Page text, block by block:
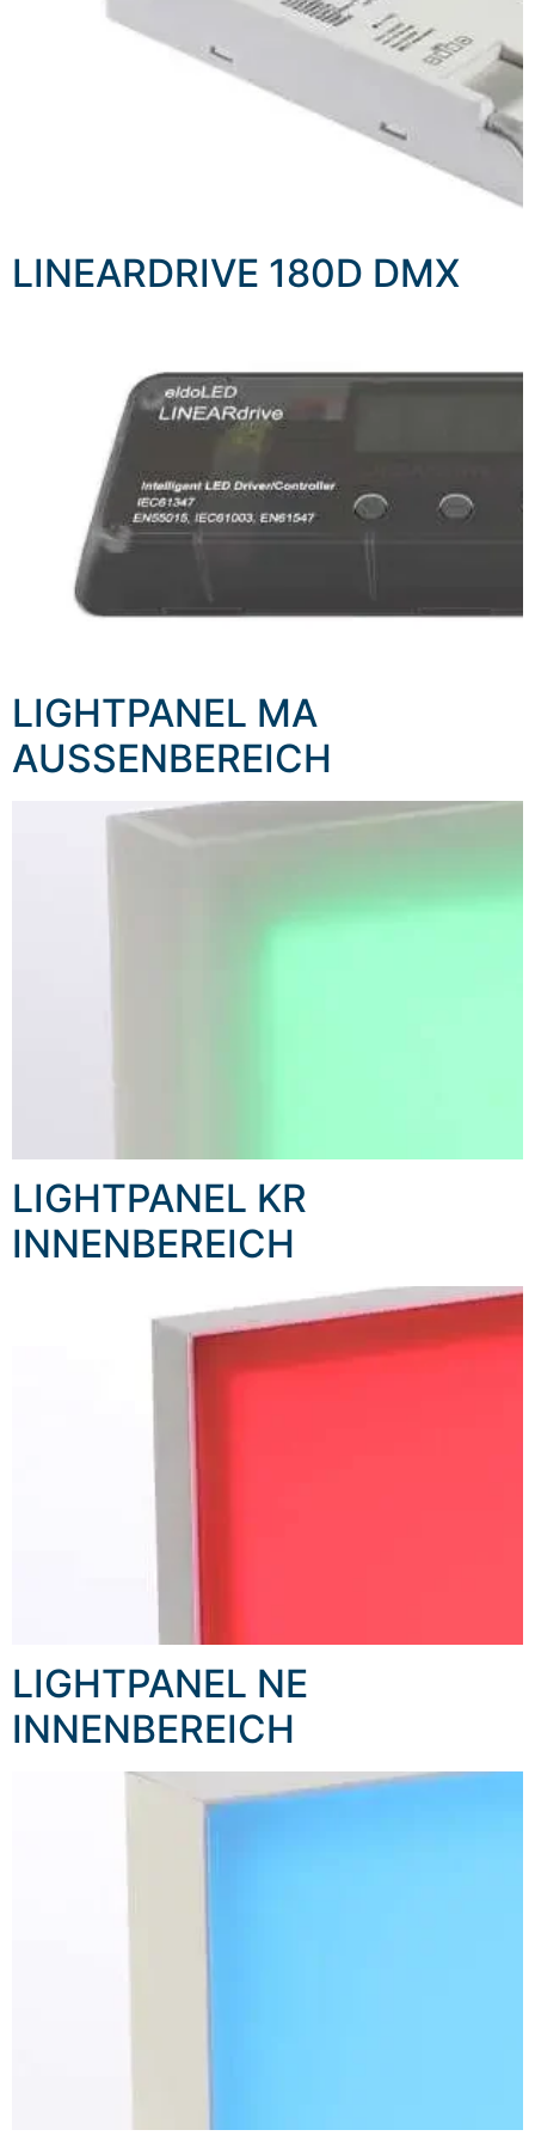
LINEARDRIVE 180D DMX
LIGHTPANEL MA
AUSSENBEREICH
LIGHTPANEL KR
INNENBEREICH
LIGHTPANEL NE
INNENBEREICH